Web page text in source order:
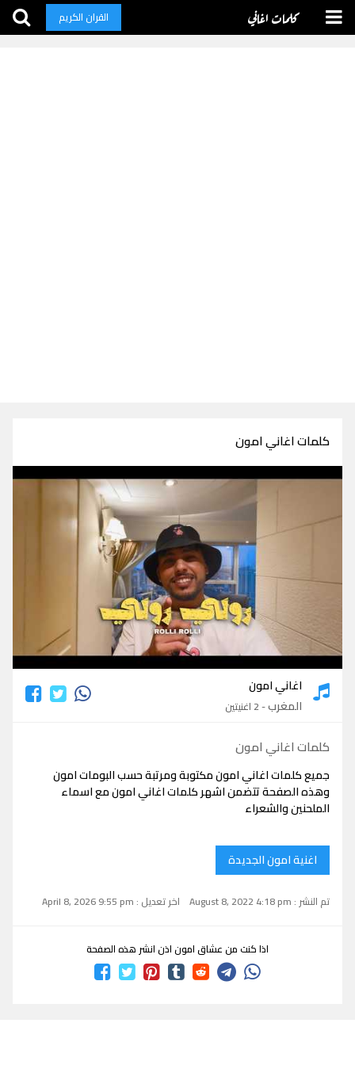
كلمات اغاني القران الكريم
كلمات اغاني امون
كلمات اغاني امون
اغاني امون
المغرب- 2 اغنيتين
كلمات اغاني امون
جميع كلمات اغاني امون مكتوبة ومرتبة حسب البومات امون
وهذه الصفحة تتضمن اشهر كلمات اغاني امون مع اسماء
الملحنين والشعراء
اغنية امون الجديدة
تم النشر : August 8, 2022 4:18 pm اخر تعديل : April 8, 2026 9:55 pm
اذا كنت من عشاق امون اذن انشر هذه الصفحة